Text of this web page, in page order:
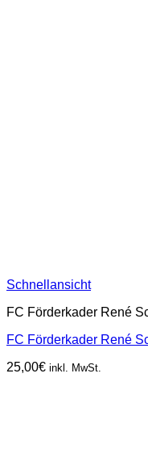
Schnellansicht
FC Förderkader René
FC Förderkader René
25,00€ inkl. MwSt.